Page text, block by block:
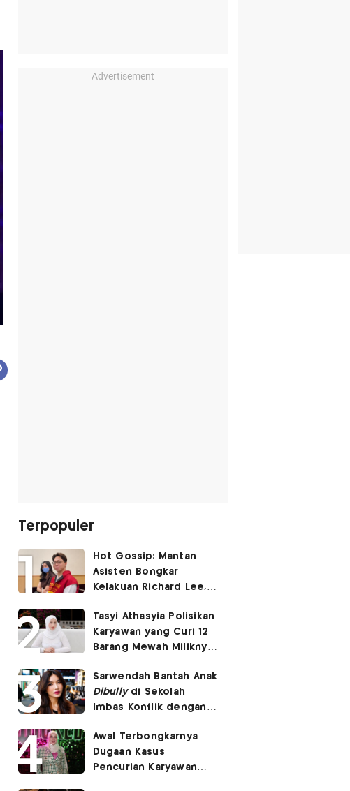
Advertisement
Terpopuler
Hot Gossip: Mantan
Asisten Bongkar
Kelakuan Richard Lee,
Vicky Prasetyo
Tasyi Athasyia Polisikan
Karyawan yang Curi 12
Barang Mewah Miliknya
Sarwendah Bantah Anak
Dibullydi Sekolah
Imbas Konflik dengan
Awal Terbongkarnya
Dugaan Kasus
Pencurian Karyawan